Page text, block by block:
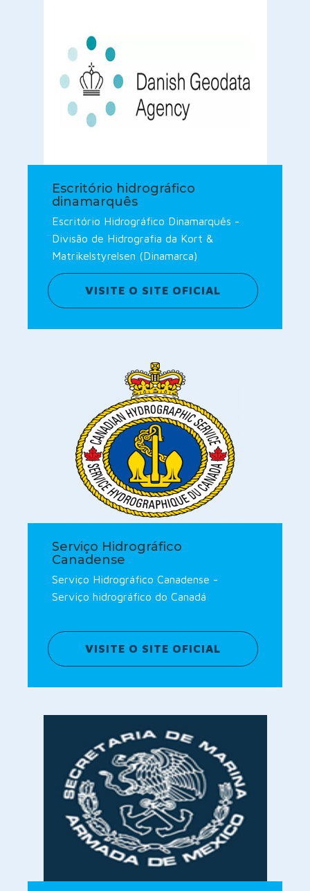
Escritório hidrográfico
dinamarquês
Escritório Hidrográfico Dinamarquês -
Divisão de Hidrografia da Kort &
Matrikelstyrelsen (Dinamarca)
VISITE O SITE OFICIAL
Serviço Hidrográfico
Canadense
Serviço Hidrográfico Canadense -
Serviço hidrográfico do Canadá
VISITE O SITE OFICIAL